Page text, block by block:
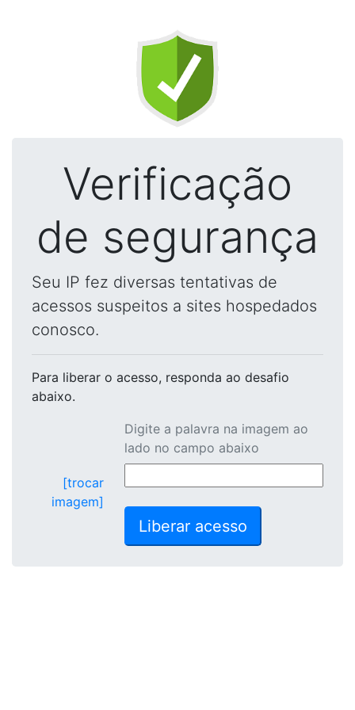
Verificação
de segurança
Seu IP fez diversas tentativas de
acessos suspeitos a sites hospedados
conosco.
Para liberar o acesso, responda ao desafio
abaixo.
[trocar
imagem]
Digite a palavra na imagem ao
lado no campo abaixo